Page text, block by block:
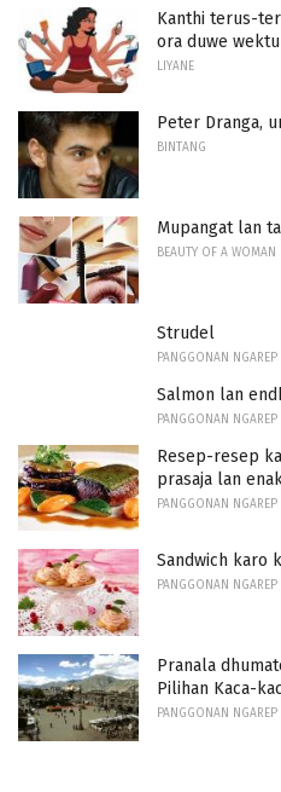
Kanthi terus-
ora duwe
LIYANE
Peter Dranga,
BINTANG
Mupangat lan
BEAUTY OF A WOMAN
Strudel
PANGGONAN NGAREP
Salmon lan
PANGGONAN NGAREP
Resep-resep
prasaja lan
PANGGONAN NGAREP
Sandwich karo
PANGGONAN NGAREP
Pranala
Pilihan Kaca-
PANGGONAN NGAREP